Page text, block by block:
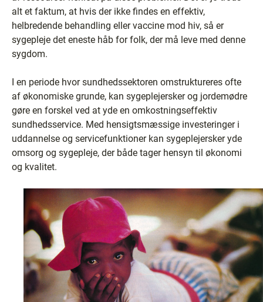
alt et faktum, at hvis der ikke findes en effektiv,
helbredende behandling eller vaccine mod hiv, så er
sygepleje det eneste håb for folk, der må leve med denne
sygdom.
I en periode hvor sundhedssektoren omstruktureres ofte
af økonomiske grunde, kan sygeplejersker og jordemødre
gøre en forskel ved at yde en omkostningseffektiv
sundhedsservice. Med hensigtsmæssige investeringer i
uddannelse og servicefunktioner kan sygeplejersker yde
omsorg og sygepleje, der både tager hensyn til økonomi
og kvalitet.